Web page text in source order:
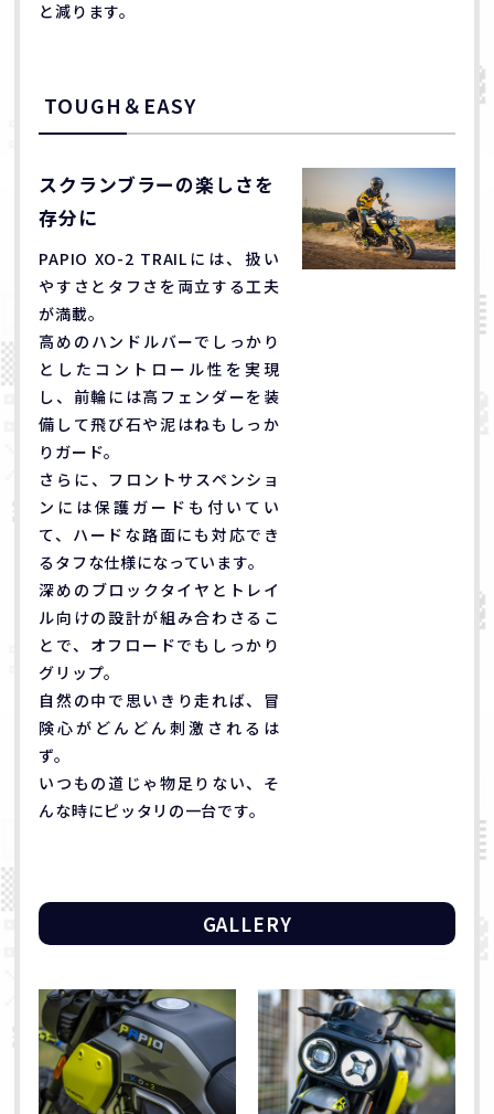
と減ります。
TOUGH＆EASY
スクランブラーの楽しさを
存分に
PAPIO XO-2 TRAILには、扱い
やすさとタフさを両立する工夫
が満載。
高めのハンドルバーでしっかり
としたコントロール性を実現
し、前輪には高フェンダーを装
備して飛び石や泥はねもしっか
りガード。
さらに、フロントサスペンショ
ンには保護ガードも付いてい
て、ハードな路面にも対応でき
るタフな仕様になっています。
深めのブロックタイヤとトレイ
ル向けの設計が組み合わさるこ
とで、オフロードでもしっかり
グリップ。
自然の中で思いきり走れば、冒
険心がどんどん刺激されるは
ず。
いつもの道じゃ物足りない、そ
んな時にピッタリの一台です。
GALLERY